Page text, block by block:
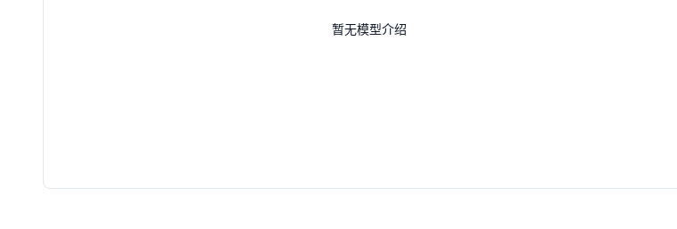
暂无模型介绍